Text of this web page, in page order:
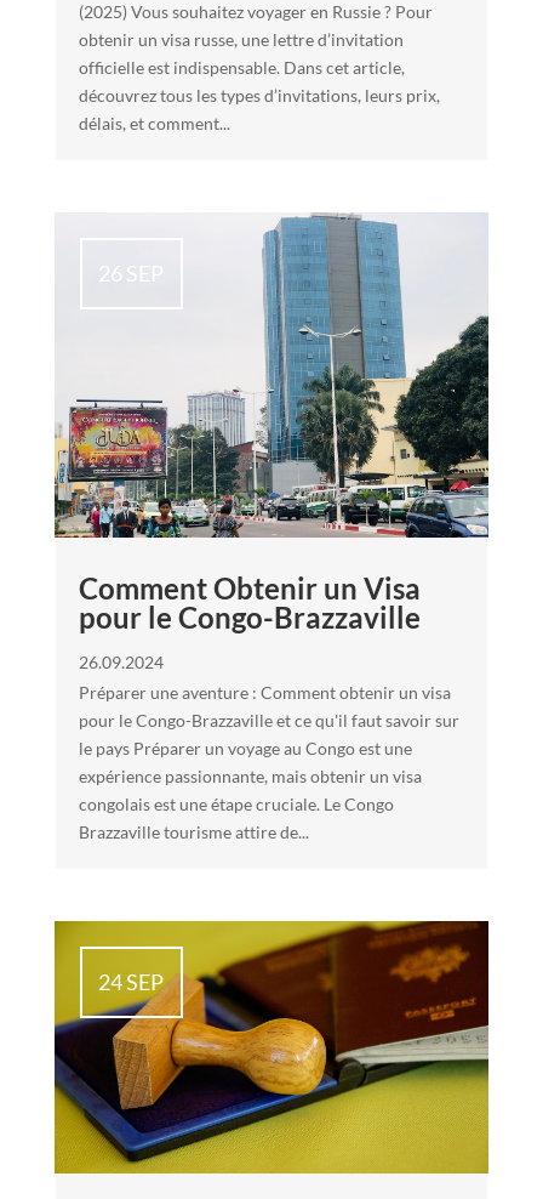
(2025) Vous souhaitez voyager en Russie ? Pour
obtenir un visa russe, une lettre d’invitation
officielle est indispensable. Dans cet article,
découvrez tous les types d’invitations, leurs prix,
délais, et comment...
Comment Obtenir un Visa
pour le Congo-Brazzaville
26.09.2024
Préparer une aventure : Comment obtenir un visa
pour le Congo-Brazzaville et ce qu'il faut savoir sur
le pays Préparer un voyage au Congo est une
expérience passionnante, mais obtenir un visa
congolais est une étape cruciale. Le Congo
Brazzaville tourisme attire de...
26 SEP
24 SEP